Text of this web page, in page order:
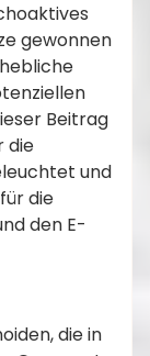
gewonnen
Beitrag
die
und
die
den E-
die in